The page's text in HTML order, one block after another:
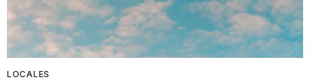
LOCALES